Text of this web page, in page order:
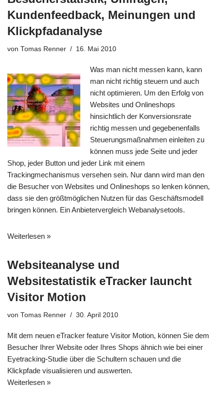
Kundenfeedback, Meinungen und
Klickpfadanalyse
von Tomas Renner 16. Mai 2010
Was man nicht messen kann, kann
man nicht richtig steuern und auch
nicht optimieren. Um den Erfolg von
Websites und Onlineshops
hinsichtlich der Konversionsrate
richtig messen und gegebenenfalls
Steuerungsmaßnahmen einleiten zu
können muss jede Seite und jeder
Shop, jeder Button und jeder Link mit einem
Trackingmechanismus versehen sein. Nur dann wird man den
die Besucher von Websites und Onlineshops so lenken können,
dass sie den größtmöglichen Nutzen für das Geschäftsmodell
bringen können. Ein Anbietervergleich Webanalysetools.
Weiterlesen »
Websiteanalyse und
Websitestatistik eTracker launcht
Visitor Motion
von Tomas Renner 30. April 2010
Mit dem neuen eTracker feature Visitor Motion, können Sie dem
Besucher Ihrer Website oder Ihres Shops ähnich wie bei einer
Eyetracking-Studie über die Schultern schauen und die
Klickpfade visualisieren und auswerten.
Weiterlesen »